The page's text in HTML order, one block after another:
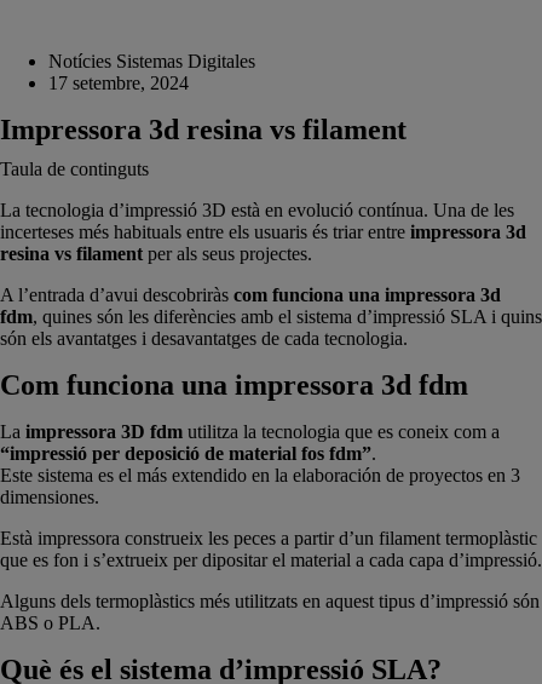
Notícies Sistemas Digitales
17 setembre, 2024
Impressora 3d resina vs filament
Taula de continguts
La tecnologia d’impressió 3D està en evolució contínua. Una de les
incerteses més habituals entre els usuaris és triar entre impressora 3d
resina vs filament per als seus projectes.
A l’entrada d’avui descobriràs com funciona una impressora 3d
fdm, quines són les diferències amb el sistema d’impressió SLA i quins
són els avantatges i desavantatges de cada tecnologia.
Com funciona una impressora 3d fdm
La impressora 3D fdm utilitza la tecnologia que es coneix com a
“impressió per deposició de material fos fdm”.
Este sistema es el más extendido en la elaboración de proyectos en 3
dimensiones.
Està impressora construeix les peces a partir d’un filament termoplàstic
que es fon i s’extrueix per dipositar el material a cada capa d’impressió.
Alguns dels termoplàstics més utilitzats en aquest tipus d’impressió són
ABS o PLA.
Què és el sistema d’impressió SLA?